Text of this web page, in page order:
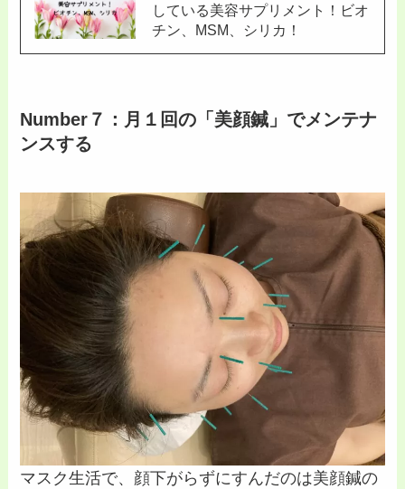
している美容サプリメント！ビオ
チン、MSM、シリカ！
Number７：月１回の「美顔鍼」でメンテナ
ンスする
マスク生活で、顔下がらずにすんだのは美顔鍼の